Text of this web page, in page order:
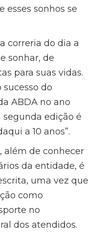
esses sonhos se
correria do dia a
sonhar, de
para suas vidas.
sucesso do
ABDA no ano
segunda edição é
a 10 anos”.
além de conhecer
da entidade, é
uma vez que
como
no
dos atendidos.